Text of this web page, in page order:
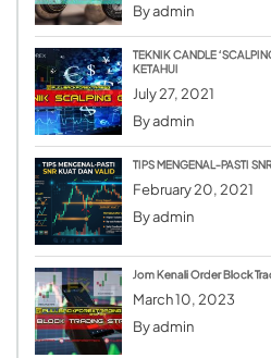
Byadmin
TEKNIK CANDLE
KETAHUI
July 27, 2021
Byadmin
TIPS MENGENAL-PASTI
February 20, 2021
Byadmin
Jom Kenali Order Block
March 10, 2023
Byadmin